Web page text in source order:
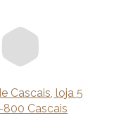
Cascais, loja 5
800 Cascais